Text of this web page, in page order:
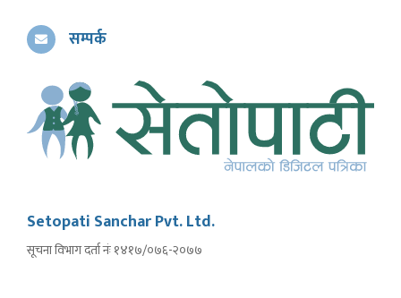
सम्पर्क
Setopati Sanchar Pvt. Ltd.
सूचना विभाग दर्ता नंः १४१७/०७६-२०७७